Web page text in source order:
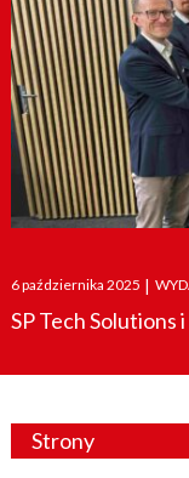
Posted
on
6 października 2025 |
SP Tech Solutions
Strony